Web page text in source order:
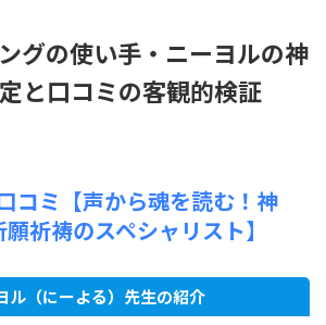
グの使い手・ニーヨルの神
と口コミの客観的検証
コミ【声から魂を読む！神
祈祷のスペシャリスト】
ル（にーよる）先生の紹介